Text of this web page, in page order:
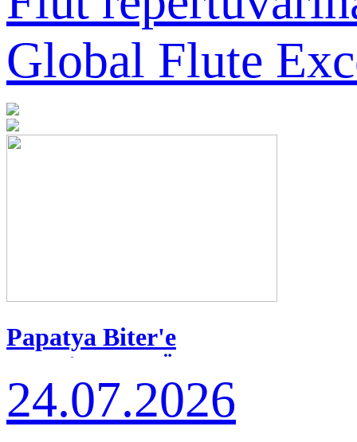
Global Flute
Papatya Biter'e
Amerika'dan Ödül
24.07.2026